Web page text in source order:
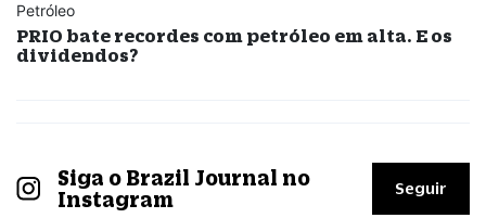
Petróleo
PRIO bate recordes com petróleo em alta. E os
dividendos?
Siga o Brazil Journal no
Instagram
Seguir